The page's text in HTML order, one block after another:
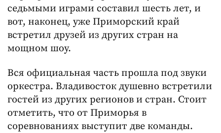
седьмыми играми составил шесть лет, и
вот, наконец, уже Приморский край
встретил друзей из других стран на
мощном шоу.
Вся официальная часть прошла под звуки
оркестра. Владивосток душевно встретили
гостей из других регионов и стран. Стоит
отметить, что от Приморья в
соревнованиях выступит две команды.